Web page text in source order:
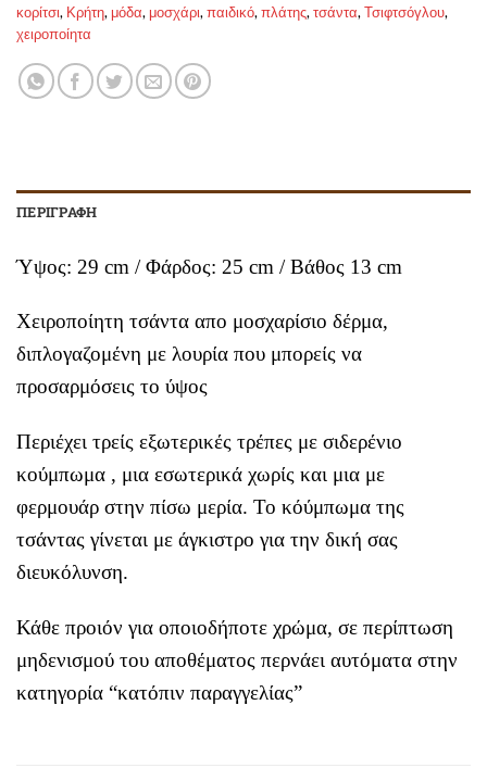
κορίτσι, Κρήτη, μόδα, μοσχάρι, παιδικό, πλάτης, τσάντα, Τσιφτσόγλου,
χειροποίητα
ΠΕΡΙΓΡΑΦΉ
Ύψος: 29 cm / Φάρδος: 25 cm / Βάθος 13 cm
Χειροποίητη τσάντα απο μοσχαρίσιο δέρμα,
διπλογαζομένη με λουρία που μπορείς να
προσαρμόσεις το ύψος
Περιέχει τρείς εξωτερικές τρέπες με σιδερένιο
κούμπωμα , μια εσωτερικά χωρίς και μια με
φερμουάρ στην πίσω μερία. Το κόύμπωμα της
τσάντας γίνεται με άγκιστρο για την δική σας
διευκόλυνση.
Κάθε προιόν για οποιοδήποτε χρώμα, σε περίπτωση
μηδενισμού του αποθέματος περνάει αυτόματα στην
κατηγορία “κατόπιν παραγγελίας”